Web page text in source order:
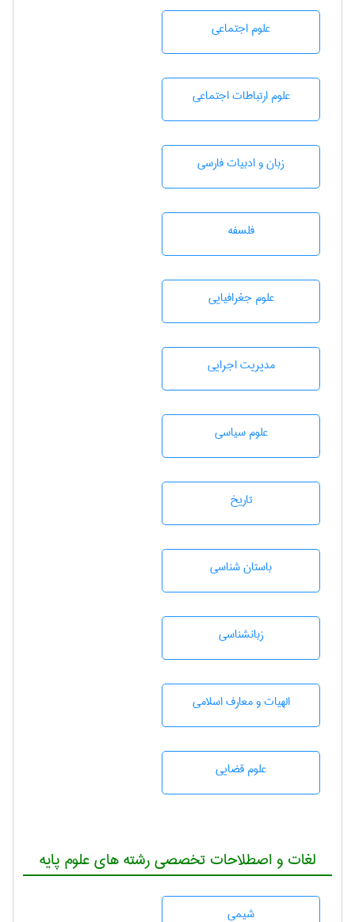
علوم اجتماعی
علوم ارتباطات اجتماعی
زبان و ادبيات فارسی
فلسفه
علوم جغرافيايی
مديريت اجرايی
علوم سياسی
تاريخ
باستان شناسی
زبانشناسی
الهیات و معارف اسلامی
علوم قضایی
لغات و اصطلاحات تخصصی رشته های علوم پایه
شيمی